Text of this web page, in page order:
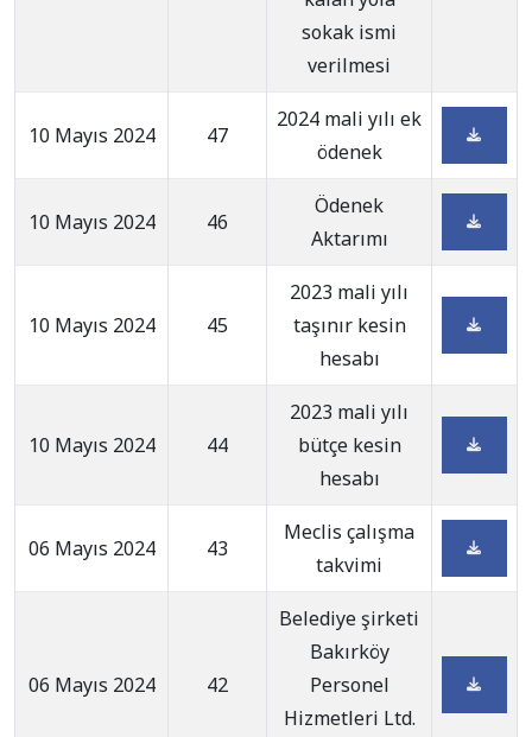
sokak ismi
verilmesi
10 Mayıs 2024 47
2024 mali yılı ek
ödenek
10 Mayıs 2024 46
Ödenek
Aktarımı
10 Mayıs 2024 45
2023 mali yılı
taşınır kesin
hesabı
10 Mayıs 2024 44
2023 mali yılı
bütçe kesin
hesabı
06 Mayıs 2024 43
Meclis çalışma
takvimi
06 Mayıs 2024 42
Belediye şirketi
Bakırköy
Personel
Hizmetleri Ltd.